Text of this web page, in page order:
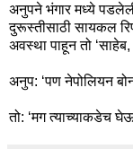
अनुपने भंगार मध्ये
दुरूस्तीसाठी सायकल
अवस्था पाहून तो
अनुप: ‘पण नेपोलियन
तो: ‘मग त्याच्याकडेच